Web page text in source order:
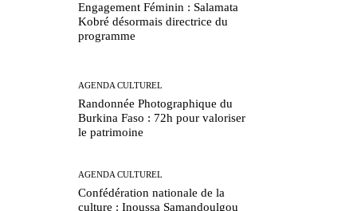
Engagement Féminin : Salamata
Kobré désormais directrice du
programme
AGENDA CULTUREL
Randonnée Photographique du
Burkina Faso : 72h pour valoriser
le patrimoine
AGENDA CULTUREL
Confédération nationale de la
culture : Inoussa Samandoulgou